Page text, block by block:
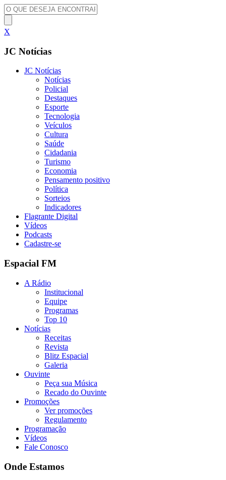
X
JC Notícias
JC Notícias
Notícias
Policial
Destaques
Esporte
Tecnologia
Veículos
Cultura
Saúde
Cidadania
Turismo
Economia
Pensamento positivo
Política
Sorteios
Indicadores
Flagrante Digital
Vídeos
Podcasts
Cadastre-se
Espacial FM
A Rádio
Institucional
Equipe
Programas
Top 10
Notícias
Receitas
Revista
Blitz Espacial
Galeria
Ouvinte
Peça sua Música
Recado do Ouvinte
Promoções
Ver promoções
Regulamento
Programação
Vídeos
Fale Conosco
Onde Estamos